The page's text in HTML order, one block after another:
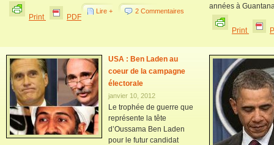
Print PDF
Lire + 2 Commentaires
années à
Print
USA : Ben Laden au
coeur de la campagne
électorale
janvier 10, 2012
Le trophée de guerre que
représente la tête
d’Oussama Ben Laden
pour le futur candidat